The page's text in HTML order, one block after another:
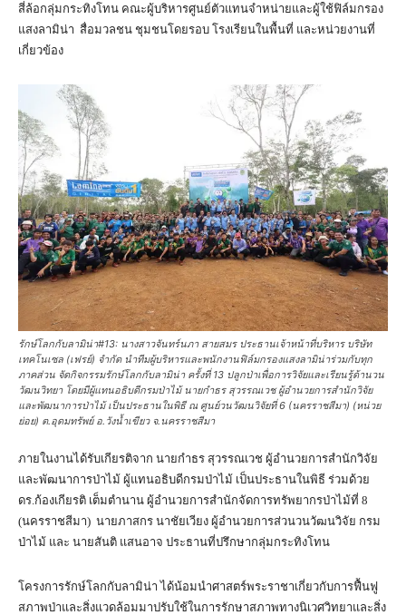
สี่ล้อกลุ่มกระทิงโทน คณะผู้บริหารศูนย์ตัวแทนจำหน่ายและผู้ใช้ฟิล์มกรอง
แสงลามิน่า สื่อมวลชน ชุมชนโดยรอบ โรงเรียนในพื้นที่ และหน่วยงานที่
เกี่ยวข้อง
รักษ์โลกกับลามิน่า#13: นางสาวจันทร์นภา สายสมร ประธานเจ้าหน้าที่บริหาร บริษัท
เทคโนเซล (เฟรย์) จำกัด นำทีมผู้บริหารและพนักงานฟิล์มกรองแสงลามิน่าร่วมกับทุก
ภาคส่วน จัดกิจกรรมรักษ์โลกกับลามิน่า ครั้งที่ 13 ปลูกป่าเพื่อการวิจัยและเรียนรู้ด้านวน
วัฒนวิทยา โดยมีผู้แทนอธิบดีกรมป่าไม้ นายกำธร สุวรรณเวช ผู้อำนวยการสำนักวิจัย
และพัฒนาการป่าไม้ เป็นประธานในพิธี ณ ศูนย์วนวัฒนวิจัยที่ 6 (นครราชสีมา) (หน่วย
ย่อย) ต.อุดมทรัพย์ อ.วังน้ำเขียว จ.นครราชสีมา
ภายในงานได้รับเกียรติจาก นายกำธร สุวรรณเวช ผู้อำนวยการสำนักวิจัย
และพัฒนาการป่าไม้ ผู้แทนอธิบดีกรมป่าไม้ เป็นประธานในพิธี ร่วมด้วย
ดร.ก้องเกียรติ เต็มตำนาน ผู้อำนวยการสำนักจัดการทรัพยากรป่าไม้ที่ 8
(นครราชสีมา) นายภาสกร นาชัยเวียง ผู้อำนวยการส่วนวนวัฒนวิจัย กรม
ป่าไม้ และ นายสันติ แสนอาจ ประธานที่ปรึกษากลุ่มกระทิงโทน
โครงการรักษ์โลกกับลามิน่า ได้น้อมนำศาสตร์พระราชาเกี่ยวกับการฟื้นฟู
สภาพป่าและสิ่งแวดล้อมมาปรับใช้ในการรักษาสภาพทางนิเวศวิทยาและสิ่ง